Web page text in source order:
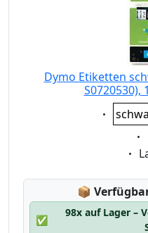
Dymo Etiketten
📦
✅
98x auf Lager –